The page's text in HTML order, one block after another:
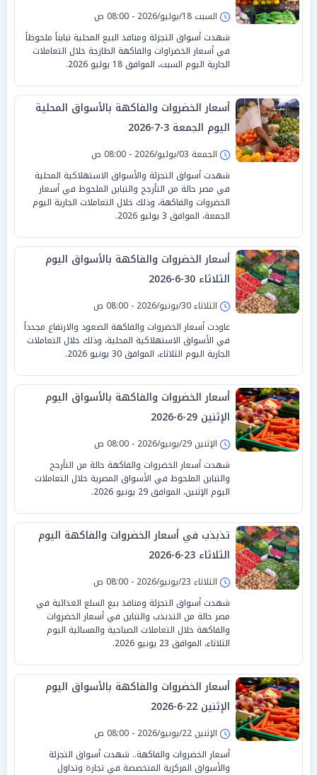
السبت 18/يوليو/2026 - 08:00 ص
شهدت أسواق التجزئة ومنافذ البيع المحلية تبايناً ملحوظاً
في أسعار الخضراوات والفاكهة الطازجة خلال التعاملات
الجارية اليوم السبت، الموافق 18 يوليو 2026.
أسعار الخضروات والفاكهة بالأسواق المحلية
اليوم الجمعة 3-7-2026
الجمعة 03/يوليو/2026 - 08:00 ص
شهدت أسواق التجزئة والأسواق الاستهلاكية المحلية
في مصر حالة من التأرجح والتباين الملحوظ في أسعار
الخضروات والفاكهة، وذلك خلال التعاملات الجارية اليوم
الجمعة، الموافق 3 يوليو 2026.
أسعار الخضروات والفاكهة بالأسواق اليوم
الثلاثاء 30-6-2026
الثلاثاء 30/يونيو/2026 - 08:00 ص
عاودت أسعار الخضروات والفاكهة الصعود والارتفاع مجدداً
في الأسواق الاستهلاكية المحلية، وذلك خلال التعاملات
الجارية اليوم الثلاثاء، الموافق 30 يونيو 2026.
أسعار الخضروات والفاكهة بالأسواق اليوم
الإثنين 29-6-2026
الإثنين 29/يونيو/2026 - 08:00 ص
شهدت أسعار الخضروات والفاكهة حالة من التأرجح
والتباين الملحوظ في الأسواق المصرية خلال التعاملات
اليوم الإثنين، الموافق 29 يونيو 2026.
تذبذب في أسعار الخضروات والفاكهة اليوم
الثلاثاء 23-6-2026
الثلاثاء 23/يونيو/2026 - 08:00 ص
شهدت أسواق التجزئة ومنافذ بيع السلع الغذائية في
مصر حالة من التذبذب والتباين في أسعار الخضروات
والفاكهة خلال التعاملات الصباحية والمسائية اليوم
الثلاثاء، الموافق 23 يونيو 2026.
أسعار الخضروات والفاكهة بالأسواق اليوم
الإثنين 22-6-2026
الإثنين 22/يونيو/2026 - 08:00 ص
أسعار الخضروات والفاكهة.. شهدت أسواق التجزئة
والأسواق المركزية المتخصصة في تجارة وتداول